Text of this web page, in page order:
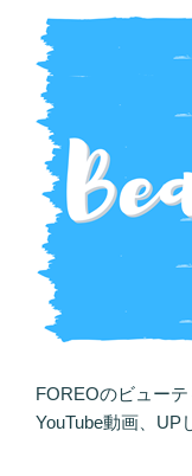
FOREOのビュー
YouTube動画、UP